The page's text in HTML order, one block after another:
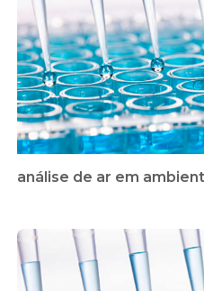
análise de ar em